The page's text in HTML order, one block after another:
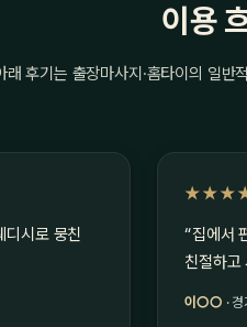
이용
래 후기는 출장마사지·홈타이의 일
디시로 뭉친
“집에서
친절하고
이○○ ·